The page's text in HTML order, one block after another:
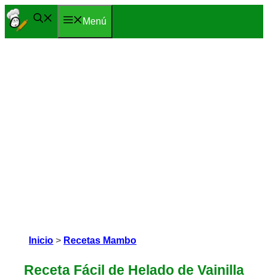
Saltar
al
Menú
Inicio > Recetas Mambo
Receta Fácil de Helado de Vainilla